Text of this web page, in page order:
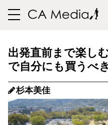
toggle
出発直前まで楽し
で自分にも買うべ
杉本美佳